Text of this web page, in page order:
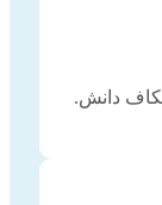
دانش.